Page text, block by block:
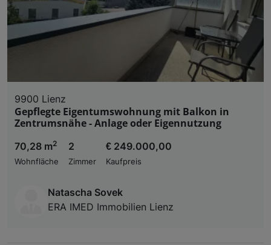
9900 Lienz
Gepflegte Eigentumswohnung mit Balkon in
Zentrumsnähe - Anlage oder Eigennutzung
70,28 m2
Wohnfläche
2
Zimmer
€ 249.000,00
Kaufpreis
Natascha Sovek
ERA IMED Immobilien Lienz